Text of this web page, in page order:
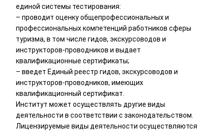
единой системы тестирования:
– проводит оценку общепрофессиональных и
профессиональных компетенций работников сферы
туризма, в том числе гидов, экскурсоводов и
инструкторов-проводников и выдает
квалификационные сертификаты;
– введет Единый реестр гидов, экскурсоводов и
инструкторов-проводников, имеющих
квалификационный сертификат.
Институт может осуществлять другие виды
деятельности в соответствии с законодательством.
Лицензируемые виды деятельности осуществляются